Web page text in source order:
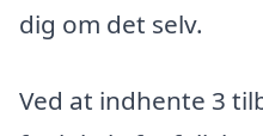
dig om det selv.
Ved at indhente 3